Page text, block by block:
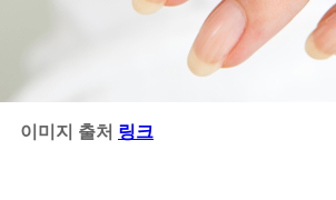
이미지 출처 링크